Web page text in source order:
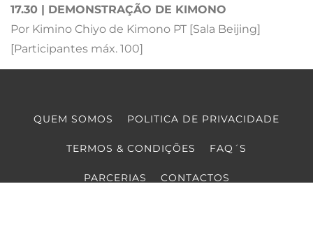
17.30 | DEMONSTRAÇÃO DE KIMONO
Por Kimino Chiyo de Kimono PT [Sala Beijing]
[Participantes máx. 100]
QUEM SOMOS POLITICA DE PRIVACIDADE
TERMOS & CONDIÇÕES FAQ´S
PARCERIAS CONTACTOS